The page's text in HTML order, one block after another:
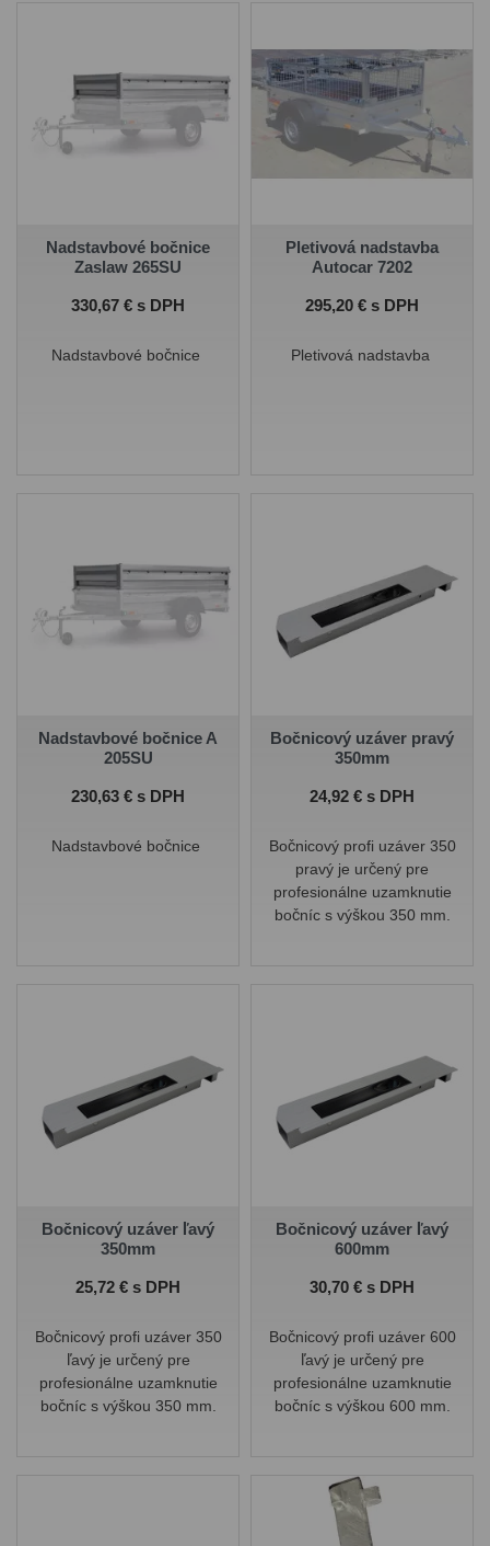
Nadstavbové bočnice
Zaslaw 265SU
Cena
330,67 € s DPH
Nadstavbové bočnice
Pletivová nadstavba
Autocar 7202
Cena
295,20 € s DPH
Pletivová nadstavba
Nadstavbové bočnice A
205SU
Cena
230,63 € s DPH
Nadstavbové bočnice
Bočnicový uzáver pravý
350mm
Cena
24,92 € s DPH
Bočnicový profi uzáver 350
pravý je určený pre
profesionálne uzamknutie
bočníc s výškou 350 mm.
Bočnicový uzáver ľavý
350mm
Cena
25,72 € s DPH
Bočnicový profi uzáver 350
ľavý je určený pre
profesionálne uzamknutie
bočníc s výškou 350 mm.
Bočnicový uzáver ľavý
600mm
Cena
30,70 € s DPH
Bočnicový profi uzáver 600
ľavý je určený pre
profesionálne uzamknutie
bočníc s výškou 600 mm.